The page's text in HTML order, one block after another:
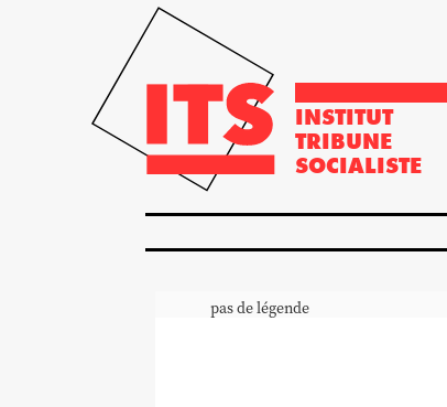
INSTITUT
TRIBUNE
SOCIALISTE
pas de légende